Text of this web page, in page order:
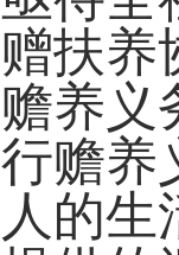
赠扶养
赡养义
行赡养
人的